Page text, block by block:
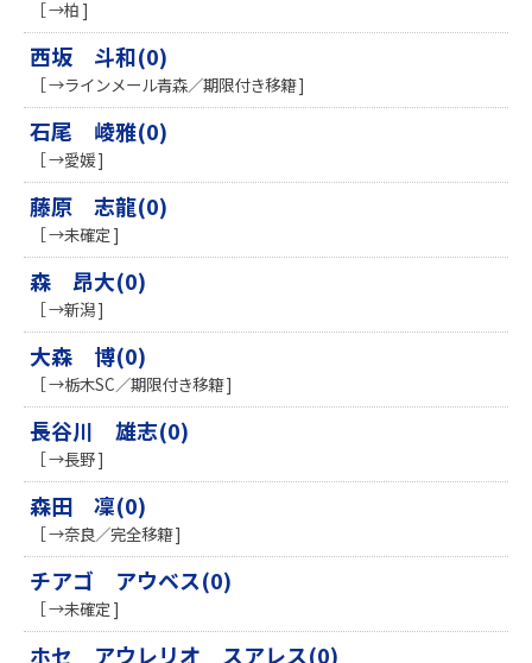
［ →柏 ]
西坂 斗和(0)
［ →ラインメール青森／期限付き移籍 ]
石尾 崚雅(0)
［ →愛媛 ]
藤原 志龍(0)
［ →未確定 ]
森 昂大(0)
［ →新潟 ]
大森 博(0)
［ →栃木SC／期限付き移籍 ]
長谷川 雄志(0)
［ →長野 ]
森田 凜(0)
［ →奈良／完全移籍 ]
チアゴ アウベス(0)
［ →未確定 ]
ホセ アウレリオ スアレス(0)